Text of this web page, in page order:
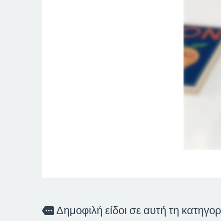
more Δημοφιλή είδοι σε αυτή τη